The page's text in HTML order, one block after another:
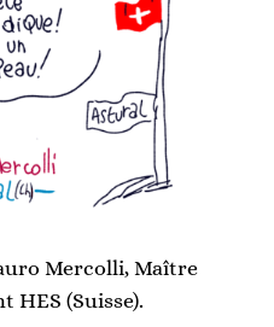
Mercolli, Maître
HES (Suisse).